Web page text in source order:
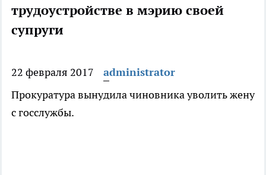
трудоустройстве в мэрию своей
супруги
22 февраля 2017
administrator
Прокуратура вынудила чиновника уволить жену
с госслужбы.